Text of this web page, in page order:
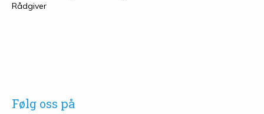
Rådgiver
Følg oss på